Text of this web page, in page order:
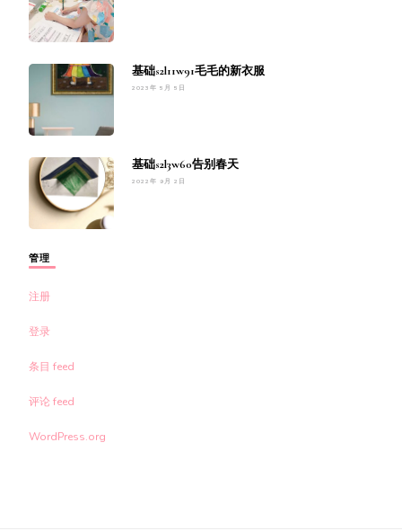
基础s2l11w91毛毛的新衣服
2023年 5月 5日
基础s2l3w60告别春天
2022年 9月 2日
管理
注册
登录
条目 feed
评论 feed
WordPress.org